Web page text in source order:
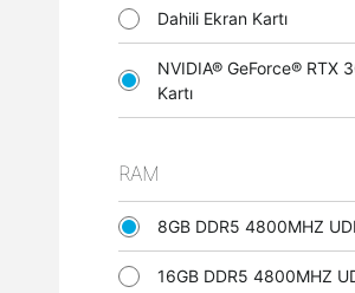
Dahili Ekran Kartı
NVIDIA® GeForce® RTX
Kartı
RAM
8GB DDR5 4800MHZ
16GB DDR5 4800MHZ